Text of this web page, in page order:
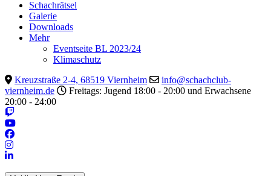
Schachrätsel
Galerie
Downloads
Mehr
Eventseite BL 2023/24
Klimaschutz
Kreuzstraße 2-4, 68519 Viernheim
info@schachclub-
viernheim.de
Freitags: Jugend 18:00 - 20:00 und Erwachsene
20:00 - 24:00